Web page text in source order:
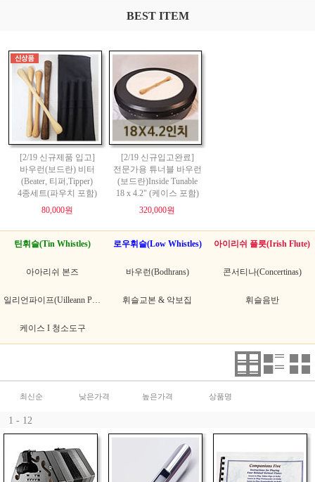
BEST ITEM
[2/19 신규제품 입고]
바우런(보드란) 비터
(Beater, 티퍼,Tipper)
4종세트(파우치 포함)
80,000원
[2/19 신규입고완료]
전문가용 튜너블 바우런
(보드란)Inside Tunable
18 x 4.2" (케이스 포함)
320,000원
틴휘슬(Tin Whistles) 로우휘슬(Low Whistles) 아이리쉬 플릇(Irish Flute)
아아리쉬 본즈 바우런(Bodhrans) 콘서티나(Concertinas)
휘슬교본 & 악보집 휘슬음반
케이스 I 청소도구
최신순 낮은가격 높은가격 상품명
1 - 12